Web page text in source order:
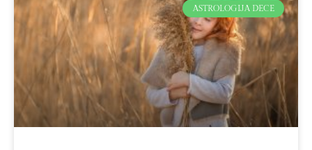
ASTROLOGIJA DECE